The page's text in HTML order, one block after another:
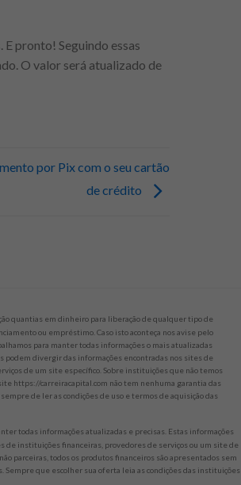
pronto! Seguindo essas
O valor será atualizado de
por Pix com o seu cartão
de crédito
quantias em dinheiro para liberação de qualquer tipo de
ou empréstimo. Caso isto aconteça nos avise pelo
para manter todas informações o mais atualizadas
podem divergir das informações encontradas nos sites de
de um site específico. Sobre instituições que não temos
https://carreiracapital.com não tem nenhuma garantia das
de ler as condições de uso e termos de aquisição das
todas informações atualizadas e precisas. Estas informações
de instituições financeiras, provedores de serviços ou um site de
parceiras, todos os produtos financeiros são apresentados sem
Sempre que escolher sua oferta leia as condições das instituições